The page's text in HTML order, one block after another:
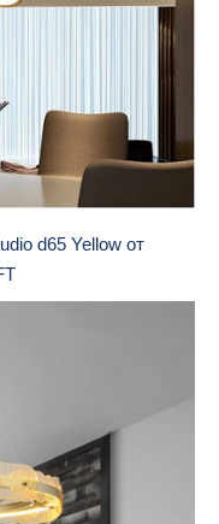
d65 Yellow от